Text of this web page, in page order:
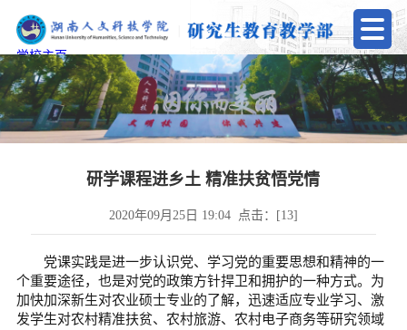
学校主页
研学课程进乡土 精准扶贫悟党情
2020年09月25日 19:04 点击：[13]
党课实践是进一步认识党、学习党的重要思想和精神的一
个重要途径，也是对党的政策方针捍卫和拥护的一种方式。为
加快加深新生对农业硕士专业的了解，迅速适应专业学习、激
发学生对农村精准扶贫、农村旅游、农村电子商务等研究领域